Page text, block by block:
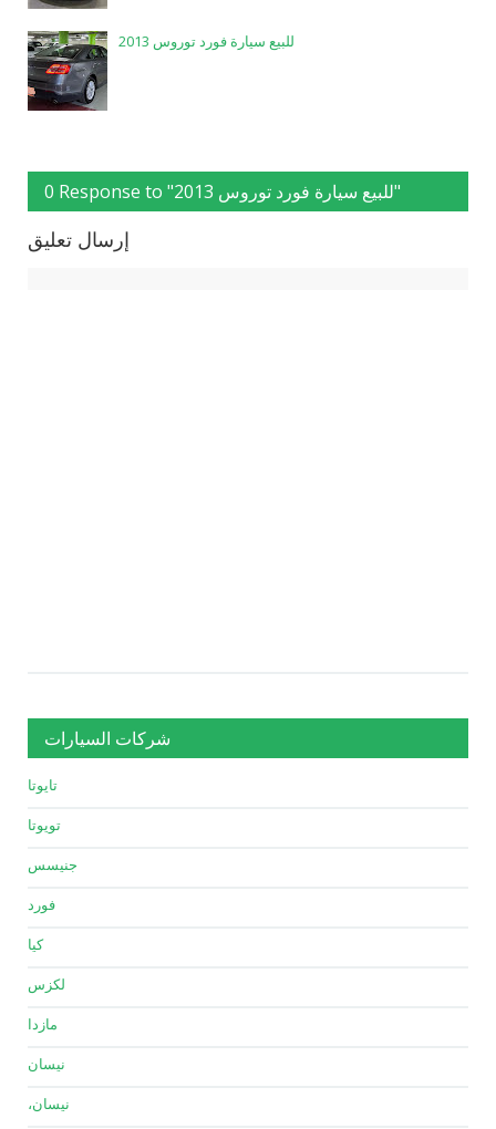
للبيع سيارة فورد توروس 2013
0 Response to "للبيع سيارة فورد توروس 2013"
إرسال تعليق
شركات السيارات
تايوتا
تويوتا
جنيسس
فورد
كيا
لكزس
مازدا
نيسان
نيسان،